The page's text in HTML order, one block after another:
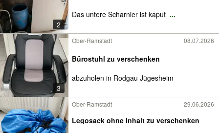
2
Das untere Scharnier ist kaput ...
3
Ober-Ramstadt 08.07.2026
Bürostuhl zu verschenken
abzuholen in Rodgau Jügesheim
Ober-Ramstadt 29.06.2026
Legosack ohne Inhalt zu verschenken